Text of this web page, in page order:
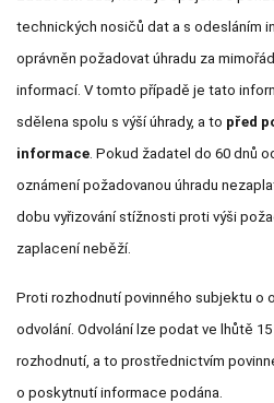
technických nosičů dat a s odesláním
oprávněn požadovat úhradu za
informací. V tomto případě je tato
sdělena spolu s výší úhrady, a to před
informace. Pokud žadatel do 60 dnů
oznámení požadovanou úhradu
dobu vyřizování stížnosti proti výši
zaplacení neběží.
Proti rozhodnutí povinného subjektu o
odvolání. Odvolání lze podat ve lhůtě
rozhodnutí, a to prostřednictvím
o poskytnutí informace podána.